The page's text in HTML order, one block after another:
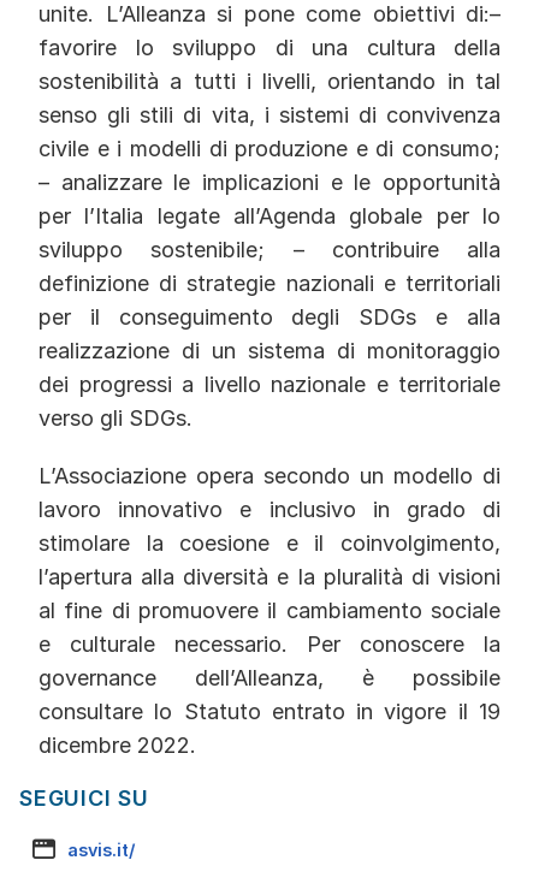
unite. L’Alleanza si pone come obiettivi di:–
favorire lo sviluppo di una cultura della
sostenibilità a tutti i livelli, orientando in tal
senso gli stili di vita, i sistemi di convivenza
civile e i modelli di produzione e di consumo;
– analizzare le implicazioni e le opportunità
per l’Italia legate all’Agenda globale per lo
sviluppo sostenibile; – contribuire alla
definizione di strategie nazionali e territoriali
per il conseguimento degli SDGs e alla
realizzazione di un sistema di monitoraggio
dei progressi a livello nazionale e territoriale
verso gli SDGs.
L’Associazione opera secondo un modello di
lavoro innovativo e inclusivo in grado di
stimolare la coesione e il coinvolgimento,
l’apertura alla diversità e la pluralità di visioni
al fine di promuovere il cambiamento sociale
e culturale necessario. Per conoscere la
governance dell’Alleanza, è possibile
consultare lo Statuto entrato in vigore il 19
dicembre 2022.
SEGUICI SU
asvis.it/